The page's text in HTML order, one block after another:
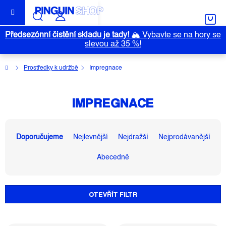
obsah
Předsezónní čistění skladu je tady!🏔️ Vybavte se na hory se
slevou až 35 %!
DomůProstředky k udržbě Impregnace
IMPREGNACE
Í
P
Doporučujeme Nejlevnější Nejdražší Nejprodávanější
Abecedně
OTEVŘÍT FILTR